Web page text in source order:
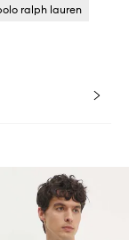
ralph lauren